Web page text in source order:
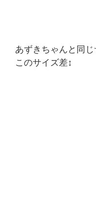
あずきちゃんと同
このサイズ差↕️